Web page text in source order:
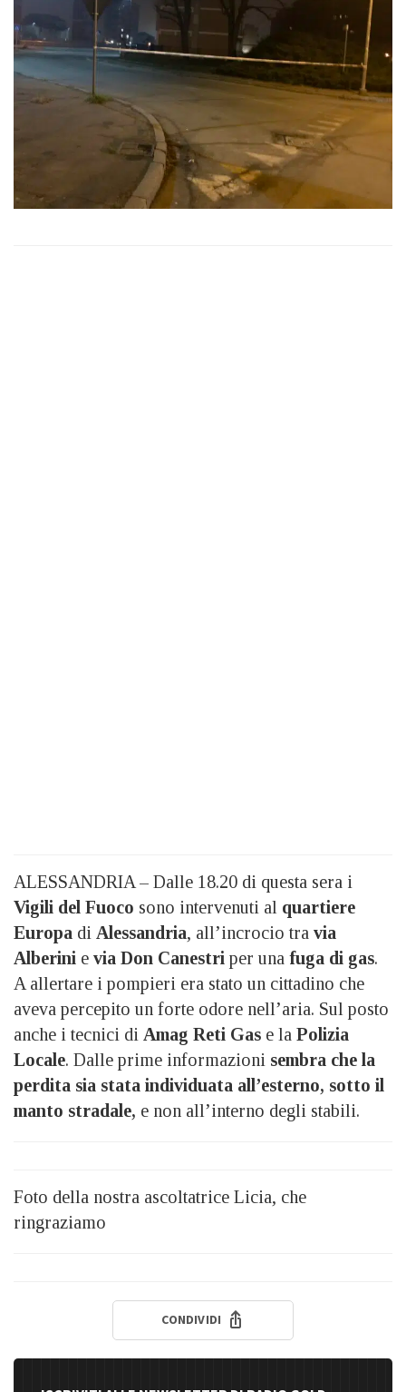
ALESSANDRIA – Dalle 18.20 di questa sera i
Vigili del Fuoco sono intervenuti al quartiere
Europa di Alessandria, all’incrocio tra via
Alberini e via Don Canestri per una fuga di gas.
A allertare i pompieri era stato un cittadino che
aveva percepito un forte odore nell’aria. Sul posto
anche i tecnici di Amag Reti Gas e la Polizia
Locale. Dalle prime informazioni sembra che la
perdita sia stata individuata all’esterno, sotto il
manto stradale, e non all’interno degli stabili.
Foto della nostra ascoltatrice Licia, che
ringraziamo
CONDIVIDI